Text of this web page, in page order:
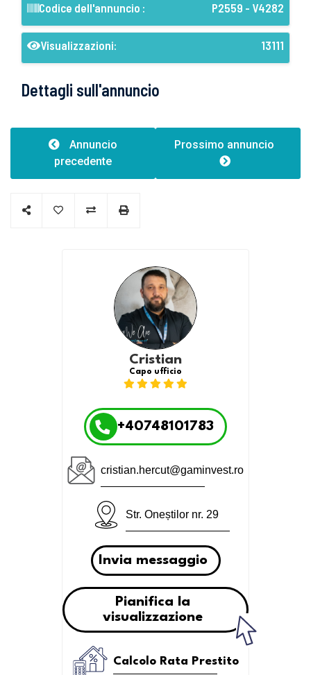
Codice dell'annuncio : P2559 - V4282
Visualizzazioni: 13111
Dettagli sull'annuncio
Annuncio
precedente
Prossimo annuncio
Cristian
Capo ufficio
+40748101783
cristian.hercut@gaminvest.ro
Str. Oneștilor nr. 29
Invia messaggio
Pianifica la
visualizzazione
Calcolo Rata Prestito